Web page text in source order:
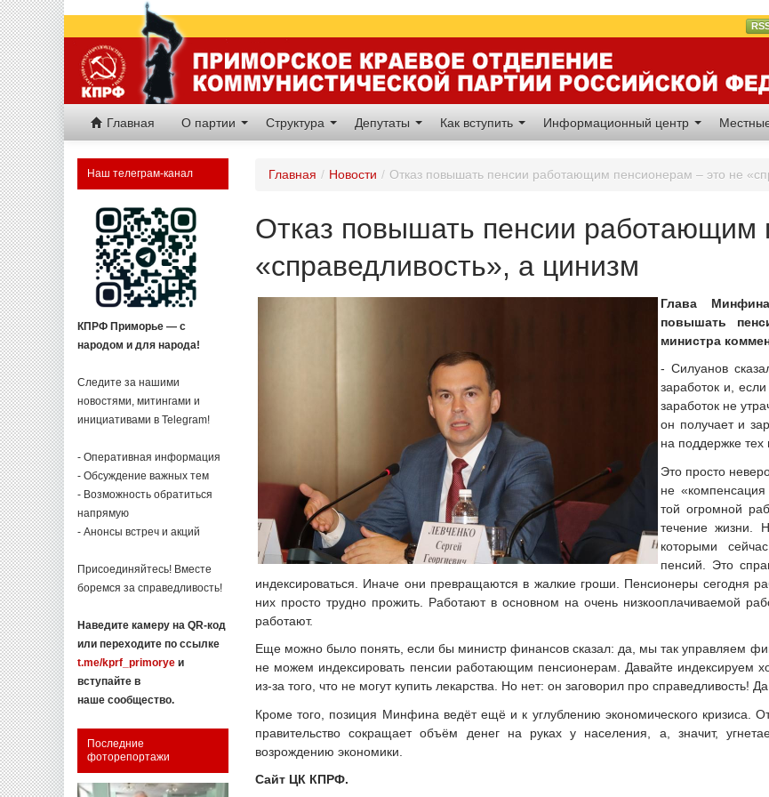
Главная О партии Структура Депутаты Как вступить Информационный центр
Наш телеграм-канал
КПРФ Приморье — с
народом и для народа!
Следите за нашими
новостями, митингами и
инициативами в Telegram!
- Оперативная информация
- Обсуждение важных тем
- Возможность обратиться
напрямую
- Анонсы встреч и акций
Присоединяйтесь! Вместе
боремся за справедливость!
Наведите камеру на QR-код
или переходите по ссылке
t.me/kprf_primorye и
вступайте в
наше сообщество.
Последние
фоторепортажи
Главная / Новости / Отказ повышать пенсии работающим пенсионерам – это не
Отказ повышать пенсии работающим
«справедливость», а цинизм
Глава
повышать
министра
- Силуанов
заработок и,
заработок не
он получает и
на поддержке тех
Это просто
не
той огромной
течение жизни.
которыми
пенсий. Это
индексироваться. Иначе они превращаются в жалкие гроши. Пенсионеры сегодня
них просто трудно прожить. Работают в основном на очень низкооплачиваемой
работают.
Еще можно было понять, если бы министр финансов сказал: да, мы так управляем
не можем индексировать пенсии работающим пенсионерам. Давайте индексируем
из-за того, что не могут купить лекарства. Но нет: он заговорил про
Кроме того, позиция Минфина ведёт ещё и к углублению экономического кризиса.
правительство сокращает объём денег на руках у населения, а, значит,
возрождению экономики.
Сайт ЦК КПРФ.